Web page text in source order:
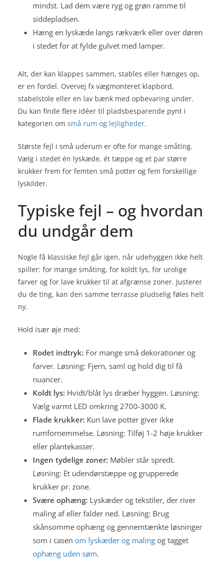
mindst. Lad dem være ryg og grøn ramme til
siddepladsen.
Hæng en lyskæde langs rækværk eller over døren
i stedet for at fylde gulvet med lamper.
Alt, der kan klappes sammen, stables eller hænges op,
er en fordel. Overvej fx vægmonteret klapbord,
stabelstole eller en lav bænk med opbevaring under.
Du kan finde flere idéer til pladsbesparende pynt i
kategorien om små rum og lejligheder.
Største fejl i små uderum er ofte for mange småting.
Vælg i stedet én lyskæde, ét tæppe og et par større
krukker frem for femten små potter og fem forskellige
lyskilder.
Typiske fejl – og hvordan
du undgår dem
Nogle få klassiske fejl går igen, når udehyggen ikke helt
spiller: for mange småting, for koldt lys, for urolige
farver og for lave krukker til at afgrænse zoner. Justerer
du de ting, kan den samme terrasse pludselig føles helt
ny.
Hold især øje med:
Rodet indtryk: For mange små dekorationer og
farver. Løsning: Fjern, saml og hold dig til få
nuancer.
Koldt lys: Hvidt/blåt lys dræber hyggen. Løsning:
Vælg varmt LED omkring 2700-3000 K.
Flade krukker: Kun lave potter giver ikke
rumfornemmelse. Løsning: Tilføj 1-2 høje krukker
eller plantekasser.
Ingen tydelige zoner: Møbler står spredt.
Løsning: Et udendørstæppe og grupperede
krukker pr. zone.
Svære ophæng: Lyskæder og tekstiler, der river
maling af eller falder ned. Løsning: Brug
skånsomme ophæng og gennemtænkte løsninger
som i casen om lyskæder og maling og tagget
ophæng uden søm.